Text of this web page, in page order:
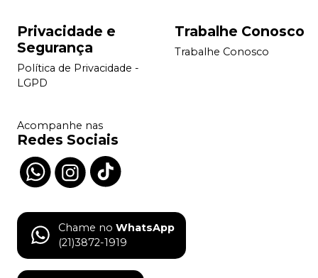
Privacidade e
Segurança
Política de Privacidade -
LGPD
Trabalhe Conosco
Trabalhe Conosco
Acompanhe nas
Redes Sociais
Chame no WhatsApp
(21)3872-1919